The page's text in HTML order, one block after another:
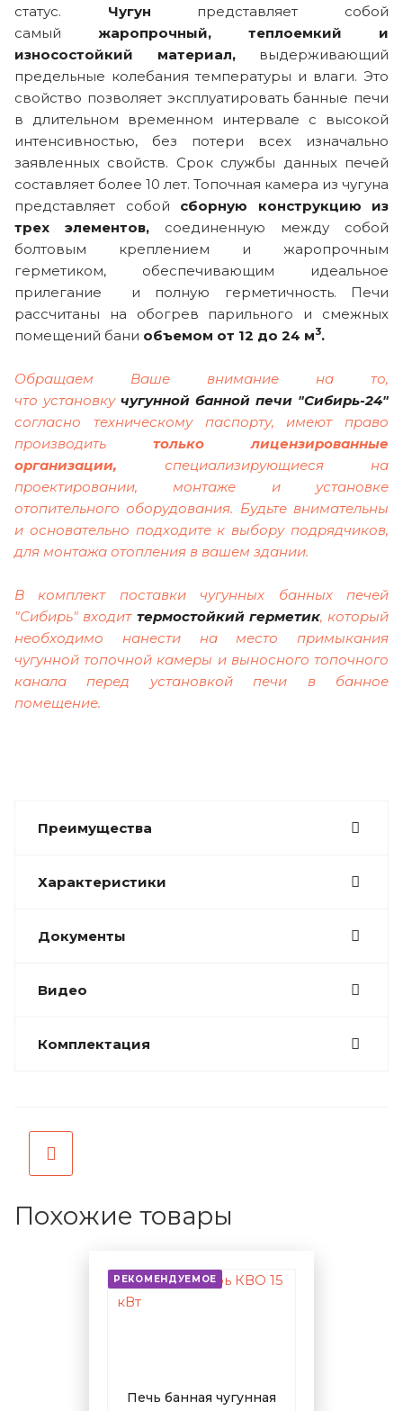
статус. Чугун представляет собой
самый жаропрочный, теплоемкий и
износостойкий материал,выдерживающий
предельные колебания температуры и влаги. Это
свойство позволяет эксплуатировать банные печи
в длительном временном интервале с высокой
интенсивностью, без потери всех изначально
заявленных свойств. Срок службы данных печей
составляет более 10 лет. Топочная камера из чугуна
представляет собой сборную конструкцию из
трех элементов, соединенную между собой
болтовым креплением и жаропрочным
герметиком, обеспечивающим идеальное
прилегание и полную герметичность. Печи
рассчитаны на обогрев парильного и смежных
помещений бани объемом от 12 до 24 м3.
Обращаем Ваше внимание на то,
что установку чугунной банной печи "Сибирь-24"
согласно техническому паспорту, имеют право
производить только лицензированные
организации, специализирующиеся на
проектировании, монтаже и установке
отопительного оборудования. Будьте внимательны
и основательно подходите к выбору подрядчиков,
для монтажа отопления в вашем здании.
В комплект поставки чугунных банных печей
"Сибирь" входит термостойкий герметик, который
необходимо нанести на место примыкания
чугунной топочной камеры и выносного топочного
канала перед установкой печи в банное
помещение.
Преимущества
Характеристики
Документы
Видео
Комплектация
Похожие товары
РЕКОМЕНДУЕМОЕ
Печь банная чугунная